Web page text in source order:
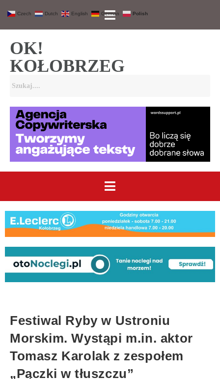
OK!
KOŁOBRZEG
Festiwal Ryby w Ustroniu
Morskim. Wystąpi m.in. aktor
Tomasz Karolak z zespołem
„Pączki w tłuszczu”
Czech Dutch English German Polish